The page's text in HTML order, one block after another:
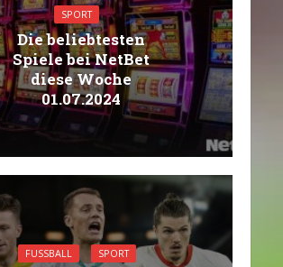
SPORT
Die beliebtesten
Spiele bei NetBet
diese Woche
01.07.2024
FUSSBALL SPORT